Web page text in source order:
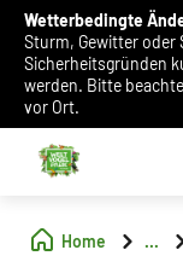
Wetterbedingte
Sturm, Gewitter oder
Sicherheitsgründen
werden. Bitte
vor Ort.
Home ...